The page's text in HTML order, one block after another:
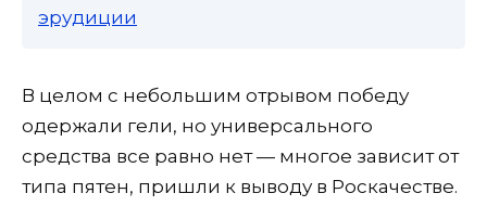
эрудиции
В целом с небольшим отрывом победу
одержали гели, но универсального
средства все равно нет — многое зависит от
типа пятен, пришли к выводу в Роскачестве.